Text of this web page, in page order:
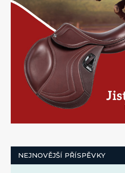
NEJNOVĚJŠÍ PŘÍSPĚVKY